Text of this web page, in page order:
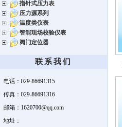
指针式压力表
压力源系列
温度类仪表
智能现场校验仪表
阀门定位器
联系我们
电话：029-86691315
传真：029-86691316
邮箱：1620700@qq.com
地址：